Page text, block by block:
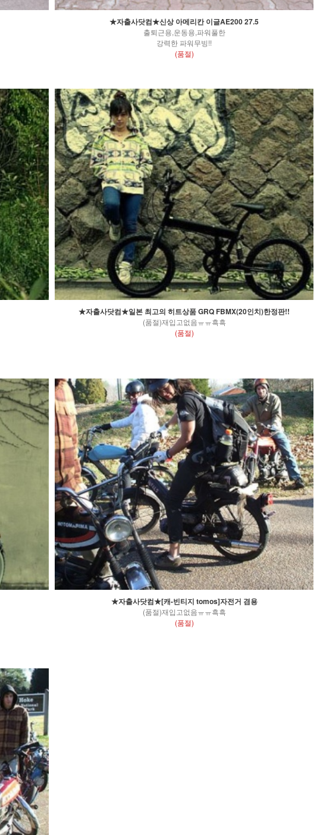
★자출사닷컴★신상 아메리칸 이글AE200 27.5
출퇴근용,운동용,파워풀한
강력한 파워무빙!!
(품절)
★자출사닷컴★일본 최고의 히트상품 GRQ FBMX(20인치)한정판!!
(품절)재입고없음ㅠㅠ흑흑
(품절)
★자출사닷컴★[캐-빈티지 tomos]자전거 겸용
(품절)재입고없음ㅠㅠ흑흑
(품절)